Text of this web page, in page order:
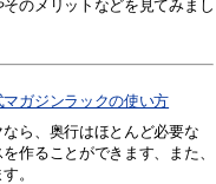
のメリットなどを見てみまし
ガジンラックの使い方
ら、奥行はほとんど必要な
作ることができます、また、
。